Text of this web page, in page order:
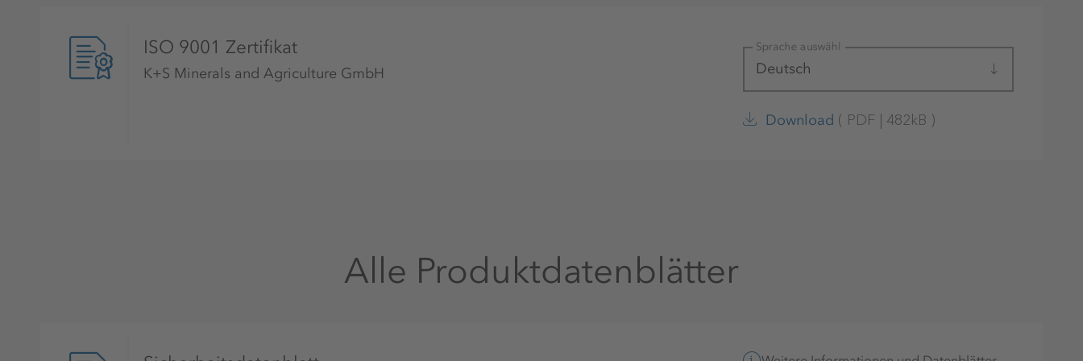
ISO 9001 Zertifikat
K+S Minerals and Agriculture GmbH
Sprache auswählen
Deutsch
Download ( PDF | 482kB )
Alle Produktdatenblätter